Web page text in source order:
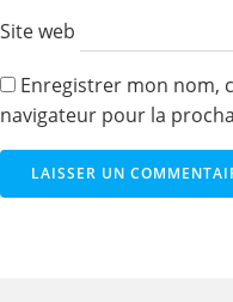
Site web
Enregistrer mon nom,
navigateur pour la